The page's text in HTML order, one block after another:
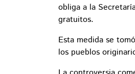
obliga a la
gratuitos.
Esta medida se
los pueblos